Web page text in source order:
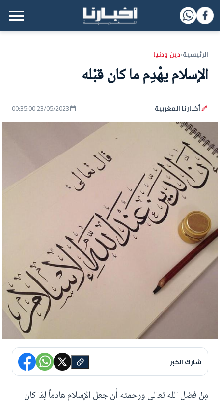
القائمة الرئيسية
الرئيسية‹دين ودنيا
الإسلام يهْدِم ما كان قبْله
أخبارنا المغربية 23/05/2023 00:35:00
شارك الخبر
مِنْ فضل الله تعالى ورحمته أن جعل الإسلام هادماً لِمَا كان